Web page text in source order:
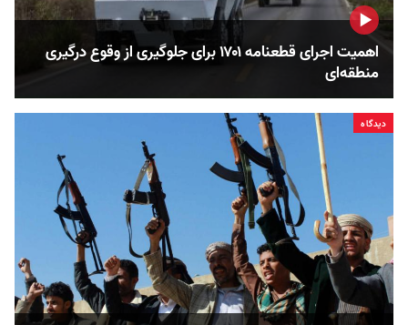
اهمیت اجرای قطعنامه ۱۷۰۱ برای جلوگیری از وقوع درگیری
منطقه‌ای
دیدگاه